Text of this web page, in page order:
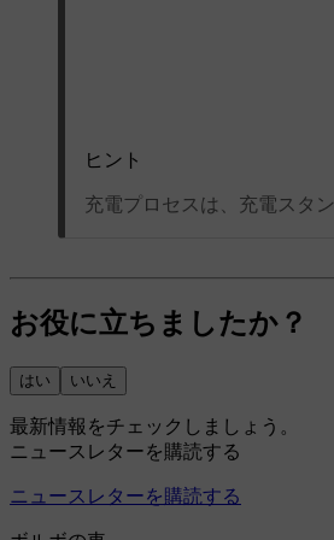
ヒント
充電プロセスは、充電スタ
お役に立ちましたか？
はい いいえ